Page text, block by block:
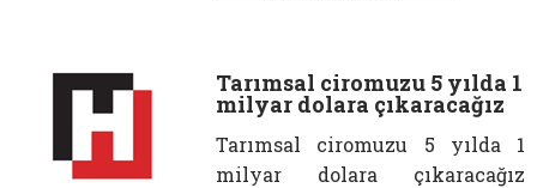
Tarımsal ciromuzu 5 yılda 1
milyar dolara çıkaracağız
Tarımsal ciromuzu 5 yılda 1
milyar dolara çıkaracağız